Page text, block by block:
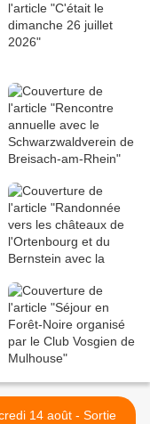
14 août - Sortie